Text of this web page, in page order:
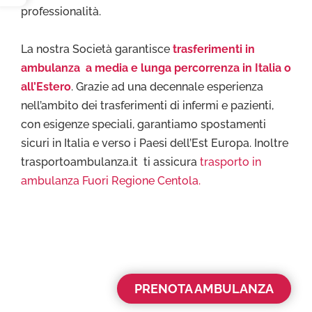
professionalità.
La nostra Società garantisce trasferimenti in
ambulanza a media e lunga percorrenza in Italia o
all’Estero. Grazie ad una decennale esperienza
nell’ambito dei trasferimenti di infermi e pazienti,
con esigenze speciali, garantiamo spostamenti
sicuri in Italia e verso i Paesi dell’Est Europa. Inoltre
trasportoambulanza.it ti assicura trasporto in
ambulanza Fuori Regione Centola.
PRENOTA AMBULANZA